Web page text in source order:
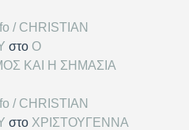
/ CHRISTIAN
στο Ο
ΚΑΙ Η ΣΗΜΑΣΙΑ
/ CHRISTIAN
στο ΧΡΙΣΤΟΥΓΕΝΝΑ